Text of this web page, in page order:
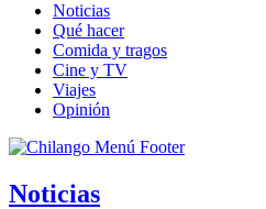
Noticias
Qué hacer
Comida y tragos
Cine y TV
Viajes
Opinión
Noticias